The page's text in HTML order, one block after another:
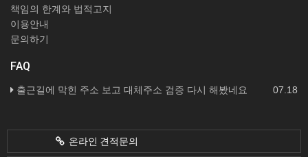
책임의 한계와 법적고지
이용안내
문의하기
FAQ
07.18
출근길에 막힌 주소 보고 대체주소 검증 다시 해봤네요
온라인 견적문의